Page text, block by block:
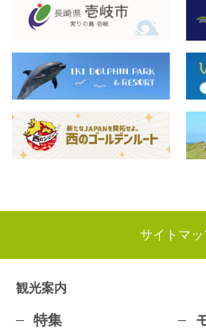
サイトマッ
観光案内
特集